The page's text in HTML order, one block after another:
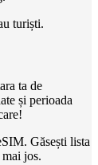
turiști.
ta de
și perioada
Găsești lista
jos.